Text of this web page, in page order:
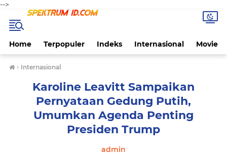
-->
Home Terpopuler Indeks Internasional Movie
› Internasional
Karoline Leavitt Sampaikan
Pernyataan Gedung Putih,
Umumkan Agenda Penting
Presiden Trump
admin